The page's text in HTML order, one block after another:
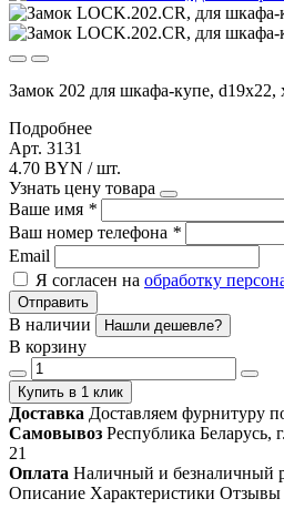
Замок 202 для шкафа-купе, d19x22,
Подробнее
Арт. 3131
4.70 BYN / шт.
Узнать цену товара
Ваше имя *
Ваш номер телефона *
Email
Я согласен на обработку
Отправить
В наличии Нашли дешевле?
В корзину
Купить в 1 клик
Доставка Доставляем фурнитуру
Самовывоз Республика Беларусь,
21
Оплата Наличный и безналичный
Описание Характеристики Отзывы